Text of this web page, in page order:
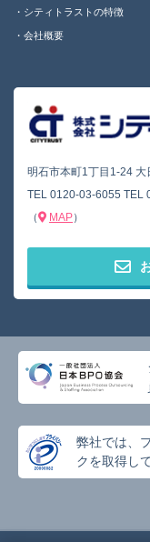
明石市本町1丁目1-24 大
TEL 0120-03-6055 TEL
（
MAP）
シティトラストの特徴
会社概要
弊社では、
クを取得し